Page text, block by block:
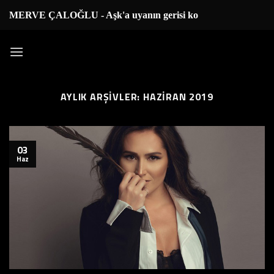
atlaMERVE ÇALOĞLU - Aşk'a uyanın gerisi kolay
AYLIK ARŞIVLER: HAZIRAN 2019
03
Haz